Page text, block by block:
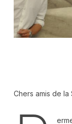
Chers amis de la